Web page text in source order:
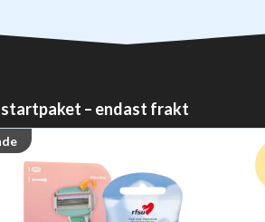
startpaket – endast frakt